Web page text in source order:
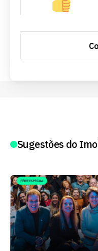
Sugestões do